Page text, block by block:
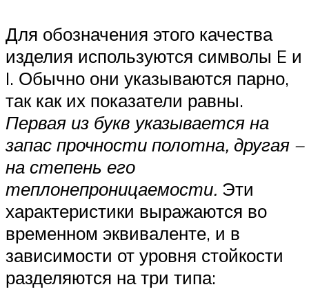
Для обозначения этого качества
изделия используются символы E и
I. Обычно они указываются парно,
так как их показатели равны.
Первая из букв указывается на
запас прочности полотна, другая –
на степень его
теплонепроницаемости. Эти
характеристики выражаются во
временном эквиваленте, и в
зависимости от уровня стойкости
разделяются на три типа: